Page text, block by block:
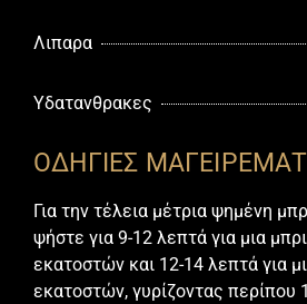
ΟΔΗΓΙΕΣ
Για την τέλεια μέτρια ψημένη
ψήστε για 9-12 λεπτά για μια
εκατοστών και 12-14 λεπτά για
εκατοστών, γυρίζοντας περίπου
Λιπαρα
Υδατανθρακες